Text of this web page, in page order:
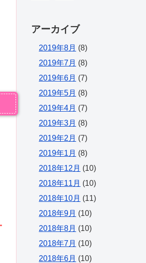
アーカイブ
2019年8月 (8)
2019年7月 (8)
2019年6月 (7)
2019年5月 (8)
2019年4月 (7)
2019年3月 (8)
2019年2月 (7)
2019年1月 (8)
2018年12月 (10)
2018年11月 (10)
2018年10月 (11)
2018年9月 (10)
2018年8月 (10)
2018年7月 (10)
2018年6月 (10)